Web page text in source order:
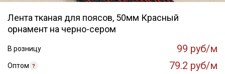
Лента тканая для поясов, 50мм Красный
орнамент на черно-сером
В розницу 99 руб/м
Оптом 79.2 руб/м